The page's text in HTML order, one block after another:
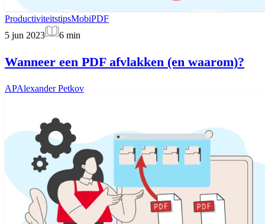
ProductiviteitstipsMobiPDF
5 jun 2023
6 min
Wanneer een PDF afvlakken (en waarom)?
APAlexander Petkov